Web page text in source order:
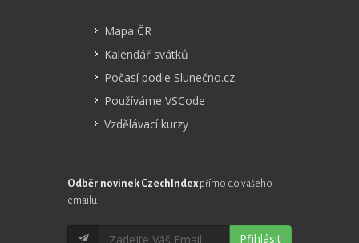
Mapa ČR
Kalendář svátků
Počasí podle Slunečno.cz
Používáme VSCode
Vzdělávací kurzy
Odběr novinek CzechIndex přímo do vašeho
emailu
Přihlásit